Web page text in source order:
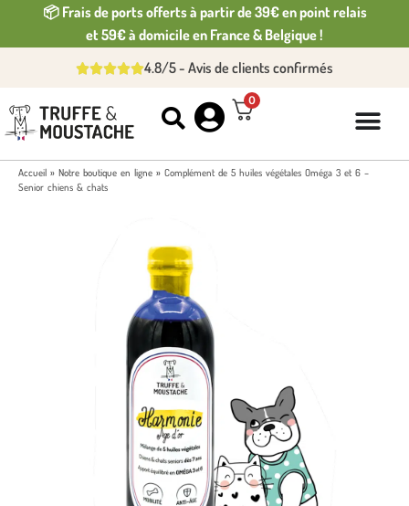
📦 Frais de ports offerts à partir de 39€ en point relais
et 59€ à domicile en France & Belgique !
4.8/5 - Avis de clients confirmés
0
Accueil » Notre boutique en ligne » Complément de 5 huiles végétales Oméga 3 et 6 –
Senior chiens & chats